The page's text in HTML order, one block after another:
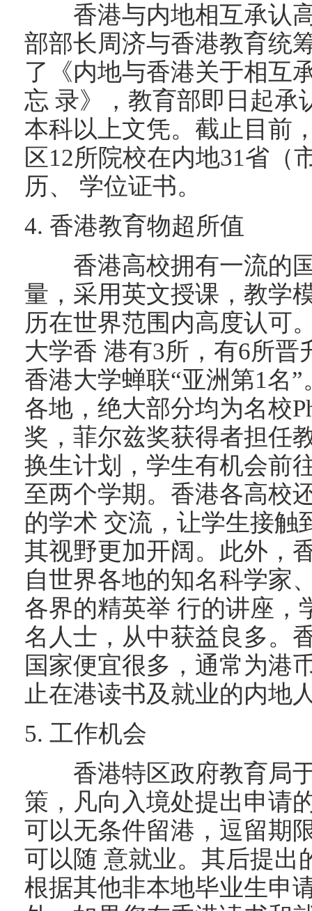
香港与内地相互承认高
部部长周济与香港教育统
了《内地与香港关于相互
忘 录》，教育部即日起承
本科以上文凭。截止目前
区12所院校在内地31省（
历、 学位证书。
4. 香港教育物超所值
香港高校拥有一流的国
量，采用英文授课，教学
历在世界范围内高度认可
大学香 港有3所，有6所晋
香港大学蝉联“亚洲第1名
各地，绝大部分均为名校
奖，菲尔兹奖获得者担任
换生计划，学生有机会前
至两个学期。香港各高校
的学术 交流，让学生接触
其视野更加开阔。此外，
自世界各地的知名科学家
各界的精英举 行的讲座，
名人士，从中获益良多。
国家便宜很多，通常为港
止在港读书及就业的内地
5. 工作机会
香港特区政府教育局于
策，凡向入境处提出申请
可以无条件留港，逗留期
可以随 意就业。其后提出
根据其他非本地毕业生申